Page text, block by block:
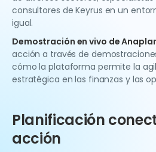
consultores de Keyrus en un
igual.
Demostración en vivo de
acción a través de
cómo la plataforma permite la
estratégica en las finanzas y las
Planificación
acción